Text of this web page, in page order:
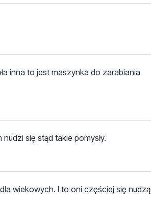
inna to jest maszynka do zarabiania
się stąd takie pomysły.
wiekowych. I to oni częściej się nudzą,